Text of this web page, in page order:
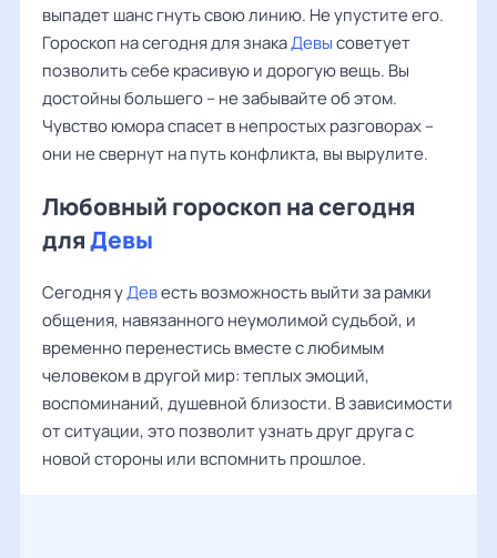
выпадет шанс гнуть свою линию. Не упустите его.
Гороскоп на сегодня для знакаДевысоветует
позволить себе красивую и дорогую вещь. Вы
достойны большего – не забывайте об этом.
Чувство юмора спасет в непростых разговорах –
они не свернут на путь конфликта, вы вырулите.
Любовный гороскоп на сегодня
дляДевы
Сегодня уДевесть возможность выйти за рамки
общения, навязанного неумолимой судьбой, и
временно перенестись вместе с любимым
человеком в другой мир: теплых эмоций,
воспоминаний, душевной близости. В зависимости
от ситуации, это позволит узнать друг друга с
новой стороны или вспомнить прошлое.